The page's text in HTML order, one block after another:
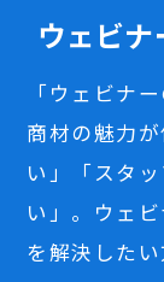
ウェビ
「ウェビナ
商材の魅力
い」「スタ
い」。ウェ
を解決した